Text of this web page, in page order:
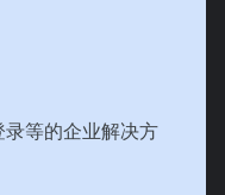
等的企业解决方